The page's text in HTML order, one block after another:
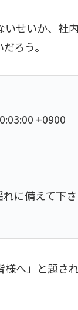
せいか、社
ろう。
+0900
に備えて下さ
へ」と題さ